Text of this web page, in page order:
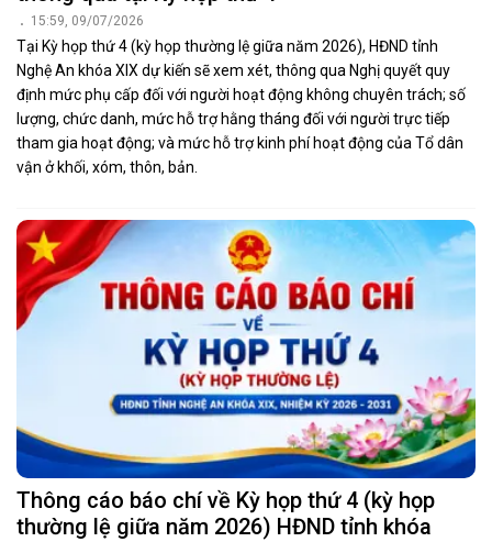
15:59, 09/07/2026
Tại Kỳ họp thứ 4 (kỳ họp thường lệ giữa năm 2026), HĐND tỉnh
Nghệ An khóa XIX dự kiến sẽ xem xét, thông qua Nghị quyết quy
định mức phụ cấp đối với người hoạt động không chuyên trách; số
lượng, chức danh, mức hỗ trợ hằng tháng đối với người trực tiếp
tham gia hoạt động; và mức hỗ trợ kinh phí hoạt động của Tổ dân
vận ở khối, xóm, thôn, bản.
Thông cáo báo chí về Kỳ họp thứ 4 (kỳ họp
thường lệ giữa năm 2026) HĐND tỉnh khóa